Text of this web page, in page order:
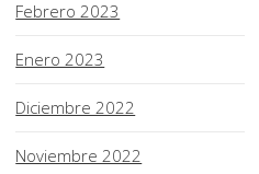
Febrero 2023
Enero 2023
Diciembre 2022
Noviembre 2022